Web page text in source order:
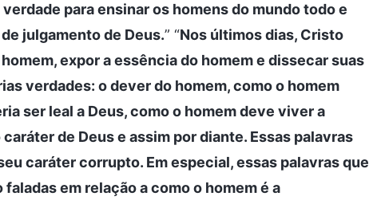
para ensinar os homens do mundo todo e
julgamento de Deus.” “Nos últimos dias, Cristo
expor a essência do homem e dissecar suas
verdades: o dever do homem, como o homem
ser leal a Deus, como o homem deve viver a
de Deus e assim por diante. Essas palavras
caráter corrupto. Em especial, essas palavras que
em relação a como o homem é a